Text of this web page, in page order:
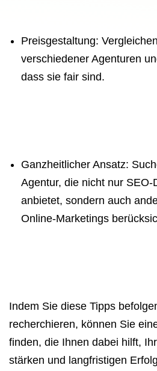
Preisgestaltung:
verschiedener Agenturen
dass sie fair sind.
Ganzheitlicher Ansatz:
Agentur, die nicht nur SEO-
anbietet, sondern auch
Online-Marketings
Indem Sie diese Tipps
recherchieren, können Sie
finden, die Ihnen dabei hilft,
stärken und langfristigen